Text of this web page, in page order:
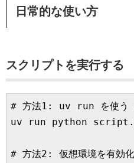
日常的な使い方
スクリプトを実行する
# 方法1: uv run を使う（
uv run python
# 方法2: 仮想環境を有効